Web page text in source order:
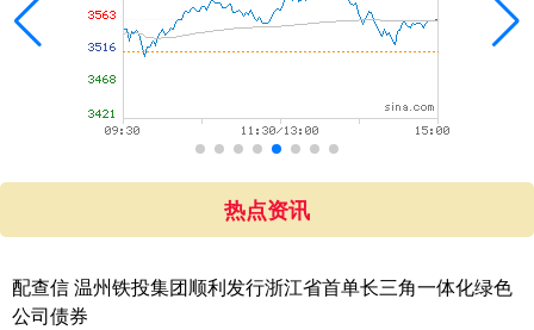
热点资讯
配查信 温州铁投集团顺利发行浙江省首单长三角一体化绿色
公司债券